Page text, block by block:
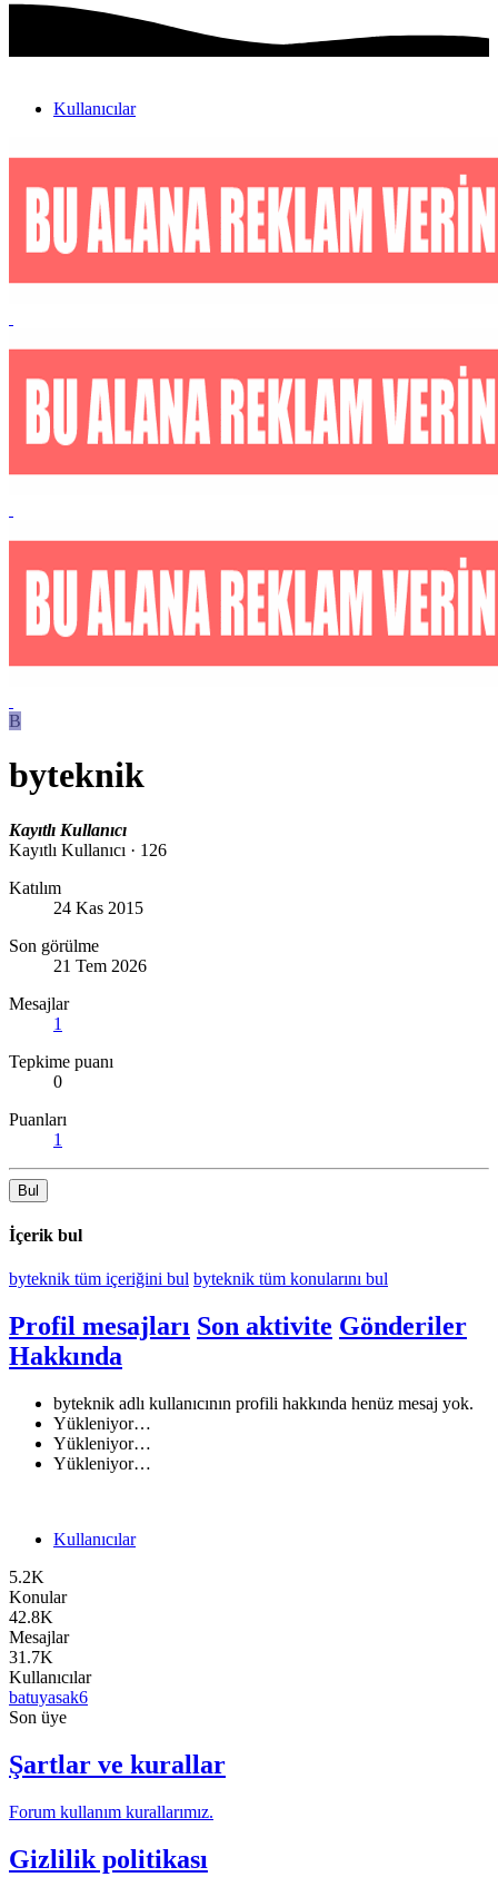
Kullanıcılar
B
byteknik
Kayıtlı Kullanıcı
Kayıtlı Kullanıcı · 126
Katılım
24 Kas 2015
Son görülme
21 Tem 2026
Mesajlar
1
Tepkime puanı
0
Puanları
1
Bul
İçerik bul
byteknik tüm içeriğini bul byteknik tüm konularını bul
Profil mesajları Son aktivite Gönderiler
Hakkında
byteknik adlı kullanıcının profili hakkında henüz mesaj yok.
Yükleniyor…
Yükleniyor…
Yükleniyor…
Kullanıcılar
5.2K
Konular
42.8K
Mesajlar
31.7K
Kullanıcılar
batuyasak6
Son üye
Şartlar ve kurallar
Forum kullanım kurallarımız.
Gizlilik politikası